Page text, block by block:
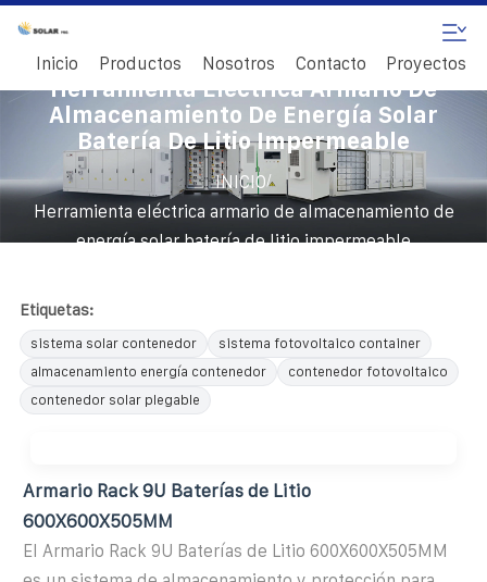
Inicio Productos Nosotros Contacto Proyectos
Herramienta Eléctrica Armario De
Almacenamiento De Energía Solar
Batería De Litio Impermeable
INICIO/
Herramienta eléctrica armario de almacenamiento de
energía solar batería de litio impermeable
Etiquetas:
sistema solar contenedor
sistema fotovoltaico container
almacenamiento energía contenedor
contenedor fotovoltaico
contenedor solar plegable
Armario Rack 9U Baterías de Litio
600X600X505MM
El Armario Rack 9U Baterías de Litio 600X600X505MM